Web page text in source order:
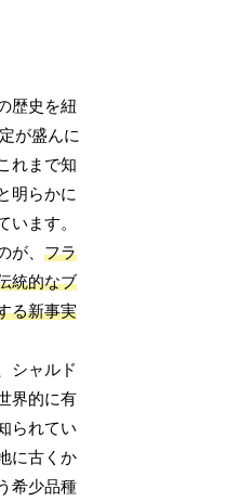
歴史を紐
が盛んに
れまで知
明らかに
います。
が、フラ
統的なブ
る新事実
シャルド
界的に有
られてい
に古くか
希少品種